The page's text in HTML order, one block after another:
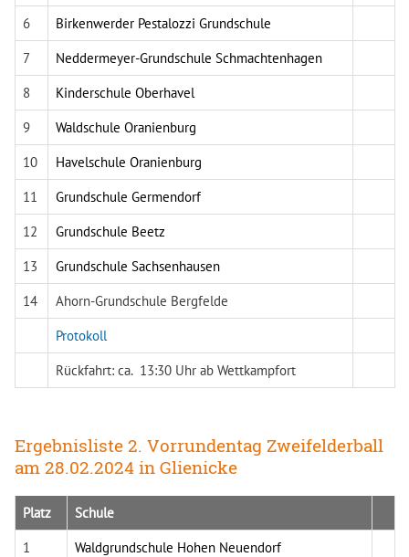
6
Birkenwerder Pestalozzi Grundschule
7
Neddermeyer-Grundschule Schmachtenhagen
8
Kinderschule Oberhavel
9
Waldschule Oranienburg
10
Havelschule Oranienburg
11
Grundschule Germendorf
12
Grundschule Beetz
13
Grundschule Sachsenhausen
14
Ahorn-Grundschule Bergfelde
Protokoll
Rückfahrt: ca. 13:30 Uhr ab Wettkampfort
Ergebnisliste 2. Vorrundentag Zweifelderball
am 28.02.2024 in Glienicke
Platz
Schule
1
Waldgrundschule Hohen Neuendorf